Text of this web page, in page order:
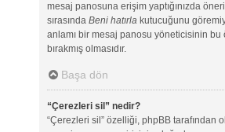
mesaj panosuna erişim yaptığınızda
sırasında Beni hatırlakutucuğunu
anlamı bir mesaj panosu yöneticisinin bu
bırakmış olmasıdır.
Başa dön
“Çerezleri sil” nedir?
“Çerezleri sil” özelliği, phpBB tarafından